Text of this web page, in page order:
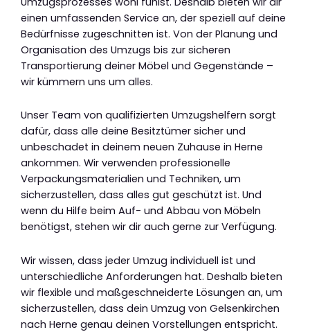
einen umfassenden Service an, der speziell auf deine
Bedürfnisse zugeschnitten ist. Von der Planung und
Organisation des Umzugs bis zur sicheren
Transportierung deiner Möbel und Gegenstände –
wir kümmern uns um alles.
Unser Team von qualifizierten Umzugshelfern sorgt
dafür, dass alle deine Besitztümer sicher und
unbeschadet in deinem neuen Zuhause in Herne
ankommen. Wir verwenden professionelle
Verpackungsmaterialien und Techniken, um
sicherzustellen, dass alles gut geschützt ist. Und
wenn du Hilfe beim Auf- und Abbau von Möbeln
benötigst, stehen wir dir auch gerne zur Verfügung.
Wir wissen, dass jeder Umzug individuell ist und
unterschiedliche Anforderungen hat. Deshalb bieten
wir flexible und maßgeschneiderte Lösungen an, um
sicherzustellen, dass dein Umzug von Gelsenkirchen
nach Herne genau deinen Vorstellungen entspricht.